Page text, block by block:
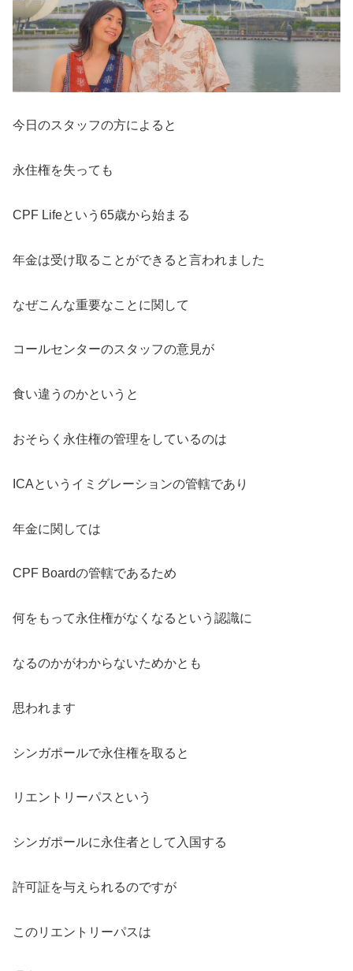
今日のスタッフの方によると
永住権を失っても
CPF Lifeという65歳から始まる
年金は受け取ることができると言われました
なぜこんな重要なことに関して
コールセンターのスタッフの意見が
食い違うのかというと
おそらく永住権の管理をしているのは
ICAというイミグレーションの管轄であり
年金に関しては
CPF Boardの管轄であるため
何をもって永住権がなくなるという認識に
なるのかがわからないためかとも
思われます
シンガポールで永住権を取ると
リエントリーパスという
シンガポールに永住者として入国する
許可証を与えられるのですが
このリエントリーパスは